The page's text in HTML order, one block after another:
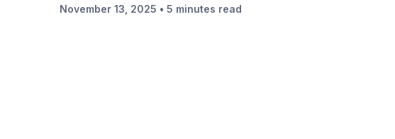
Kelas 10
November 13, 2025 • 5 minutes read